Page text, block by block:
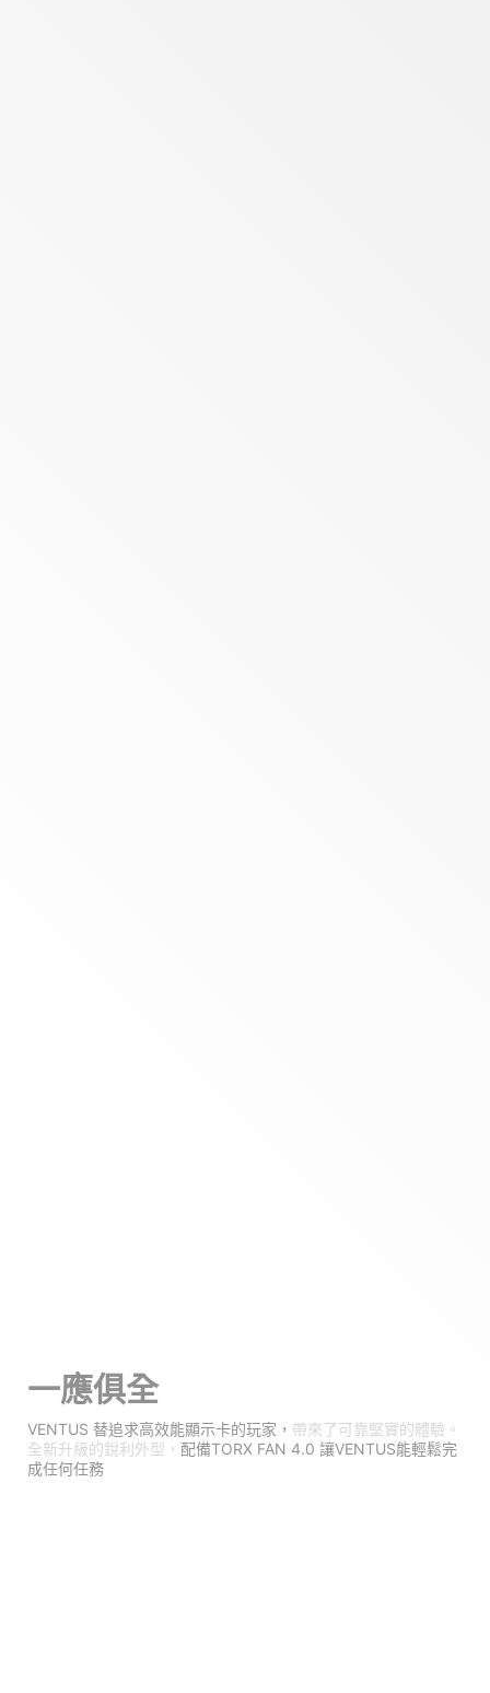
一應俱全
VENTUS 替追求高效能顯示卡的玩家， 帶來了可靠堅實的體驗。
全新升級的銳利外型， 配備TORX FAN 4.0 讓VENTUS能輕鬆完
成任何任務